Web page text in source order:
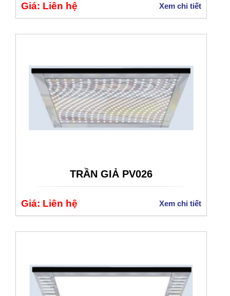
Giá: Liên hệ Xem chi tiết
TRẦN GIẢ PV026
Giá: Liên hệ Xem chi tiết